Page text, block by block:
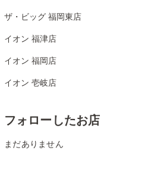
ザ・ビッグ 福岡東店
イオン 福津店
イオン 福岡店
イオン 壱岐店
フォローしたお店
まだありません